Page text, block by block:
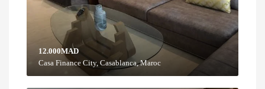
12.000MAD
Casa Finance City, Casablanca, Maroc